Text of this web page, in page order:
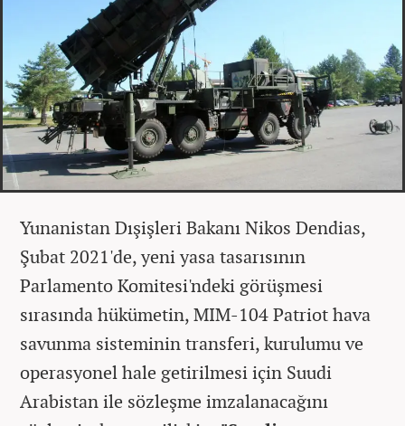
Yunanistan Dışişleri Bakanı Nikos Dendias,
Şubat 2021'de, yeni yasa tasarısının
Parlamento Komitesi'ndeki görüşmesi
sırasında hükümetin, MIM-104 Patriot hava
savunma sisteminin transferi, kurulumu ve
operasyonel hale getirilmesi için Suudi
Arabistan ile sözleşme imzalanacağını